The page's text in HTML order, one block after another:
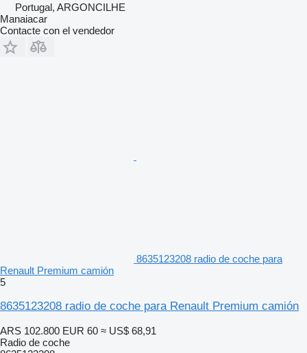
Portugal, ARGONCILHE
Manaiacar
Contacte con el vendedor
8635123208 radio de coche para
Renault Premium camión
5
8635123208 radio de coche para Renault Premium camión
ARS 102.800 EUR 60 ≈ US$ 68,91
Radio de coche